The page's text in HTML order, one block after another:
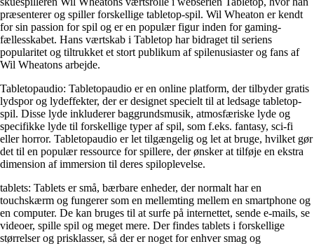
præsenterer og spiller forskellige tabletop-spil. Wil Wheaton er kendt
for sin passion for spil og er en populær figur inden for gaming-
fællesskabet. Hans værtskab i Tabletop har bidraget til seriens
popularitet og tiltrukket et stort publikum af spilenusiaster og fans af
Wil Wheatons arbejde.
Tabletopaudio: Tabletopaudio er en online platform, der tilbyder gratis
lydspor og lydeffekter, der er designet specielt til at ledsage tabletop-
spil. Disse lyde inkluderer baggrundsmusik, atmosfæriske lyde og
specifikke lyde til forskellige typer af spil, som f.eks. fantasy, sci-fi
eller horror. Tabletopaudio er let tilgængelig og let at bruge, hvilket gør
det til en populær ressource for spillere, der ønsker at tilføje en ekstra
dimension af immersion til deres spiloplevelse.
tablets: Tablets er små, bærbare enheder, der normalt har en
touchskærm og fungerer som en mellemting mellem en smartphone og
en computer. De kan bruges til at surfe på internettet, sende e-mails, se
videoer, spille spil og meget mere. Der findes tablets i forskellige
størrelser og prisklasser, så der er noget for enhver smag og